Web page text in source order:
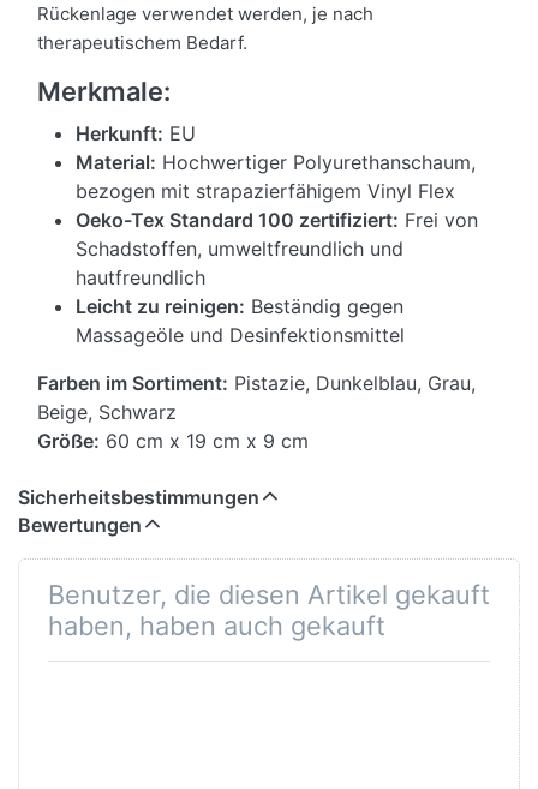
Rückenlage verwendet werden, je nach
therapeutischem Bedarf.
Merkmale:
Herkunft: EU
Material: Hochwertiger Polyurethanschaum,
bezogen mit strapazierfähigem Vinyl Flex
Oeko-Tex Standard 100 zertifiziert: Frei von
Schadstoffen, umweltfreundlich und
hautfreundlich
Leicht zu reinigen: Beständig gegen
Massageöle und Desinfektionsmittel
Farben im Sortiment: Pistazie, Dunkelblau, Grau,
Beige, Schwarz
Größe: 60 cm x 19 cm x 9 cm
Sicherheitsbestimmungen
Bewertungen
Benutzer, die diesen Artikel gekauft
haben, haben auch gekauft